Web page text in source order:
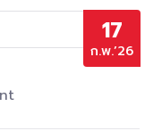
17
ก.พ.’26